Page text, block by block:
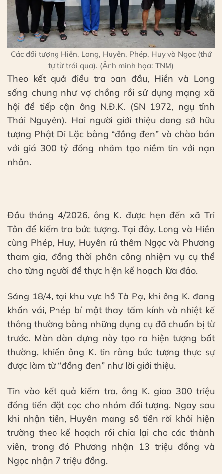
Các đối tượng Hiền, Long, Huyên, Phép, Huy và Ngọc (thứ
tự từ trái qua). (Ảnh minh họa: TNM)
Theo kết quả điều tra ban đầu, Hiền và Long
sống chung như vợ chồng rồi sử dụng mạng xã
hội để tiếp cận ông N.Đ.K. (SN 1972, ngụ tỉnh
Thái Nguyên). Hai người giới thiệu đang sở hữu
tượng Phật Di Lặc bằng “đồng đen” và chào bán
với giá 300 tỷ đồng nhằm tạo niềm tin với nạn
nhân.
Đầu tháng 4/2026, ông K. được hẹn đến xã Tri
Tôn để kiểm tra bức tượng. Tại đây, Long và Hiền
cùng Phép, Huy, Huyên rủ thêm Ngọc và Phương
tham gia, đồng thời phân công nhiệm vụ cụ thể
cho từng người để thực hiện kế hoạch lừa đảo.
Sáng 18/4, tại khu vực hồ Tà Pạ, khi ông K. đang
khấn vái, Phép bí mật thay tấm kính và nhiệt kế
thông thường bằng những dụng cụ đã chuẩn bị từ
trước. Màn dàn dựng này tạo ra hiện tượng bất
thường, khiến ông K. tin rằng bức tượng thực sự
được làm từ “đồng đen” như lời giới thiệu.
Tin vào kết quả kiểm tra, ông K. giao 300 triệu
đồng tiền đặt cọc cho nhóm đối tượng. Ngay sau
khi nhận tiền, Huyên mang số tiền rời khỏi hiện
trường theo kế hoạch rồi chia lại cho các thành
viên, trong đó Phương nhận 13 triệu đồng và
Ngọc nhận 7 triệu đồng.